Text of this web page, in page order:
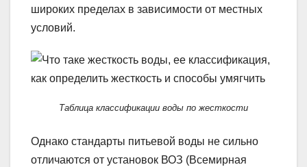
широких пределах в зависимости от местных
условий.
Таблица классификации воды по жесткости
Однако стандарты питьевой воды не сильно
отличаются от установок ВОЗ (Всемирная